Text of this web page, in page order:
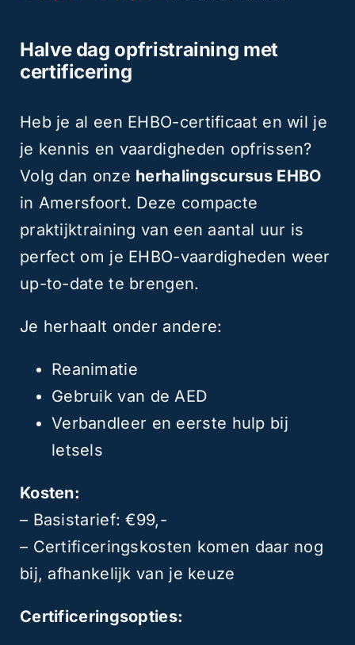
€ 90,00
Halve dag opfristraining met
certificering
Heb je al een EHBO-certificaat en wil je
je kennis en vaardigheden opfrissen?
Volg dan onze herhalingscursus EHBO
in Amersfoort. Deze compacte
praktijktraining van een aantal uur is
perfect om je EHBO-vaardigheden weer
up-to-date te brengen.
Je herhaalt onder andere:
Reanimatie
Gebruik van de AED
Verbandleer en eerste hulp bij
letsels
Kosten:
– Basistarief: €99,-
– Certificeringskosten komen daar nog
bij, afhankelijk van je keuze
Certificeringsopties: